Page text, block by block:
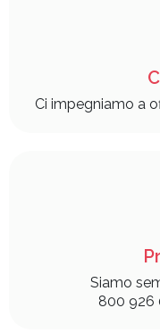
Ci impegniamo a
Siamo
800 926